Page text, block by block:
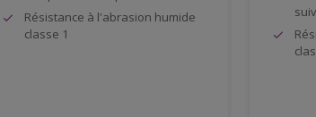
Résistance à l'abrasion humide
classe 1